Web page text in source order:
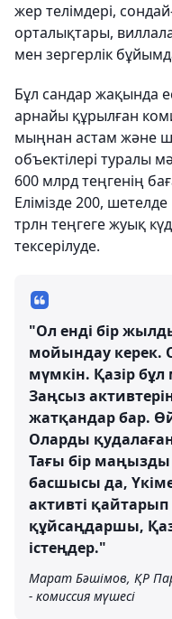
жер телімдері,
орталықтары,
мен зергерлік
Бұл сандар жақында
арнайы құрылған
мыңнан астам және
объектілері туралы
600 млрд теңгенің
Елімізде 200,
трлн теңгеге жуық
тексерілуде.
"Ол енді бір
мойындау керек.
мүмкін. Қазір бұл
Заңсыз
жатқандар бар.
Оларды
Тағы бір
басшысы да,
активті қайтарып
құйсаңдаршы,
істеңдер."
Марат Бәшімов, ҚР
- комиссия мүшесі